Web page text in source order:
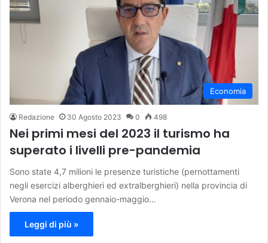
Economia
Redazione 30 Agosto 2023 0 498
Nei primi mesi del 2023 il turismo ha
superato i livelli pre-pandemia
Sono state 4,7 milioni le presenze turistiche (pernottamenti
negli esercizi alberghieri ed extralberghieri) nella provincia di
Verona nel periodo gennaio-maggio…
Leggi di più »